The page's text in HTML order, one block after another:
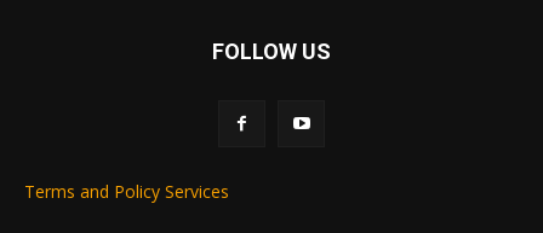
FOLLOW US
Terms and Policy Services